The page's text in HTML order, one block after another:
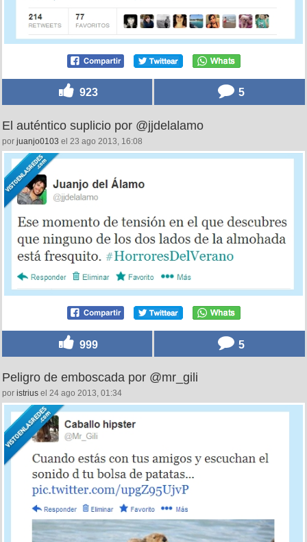
923 5
El auténtico suplicio por @jjdelalamo
por juanjo0103 el 23 ago 2013, 16:08
999 5
Peligro de emboscada por @mr_gili
por istrius el 24 ago 2013, 01:34